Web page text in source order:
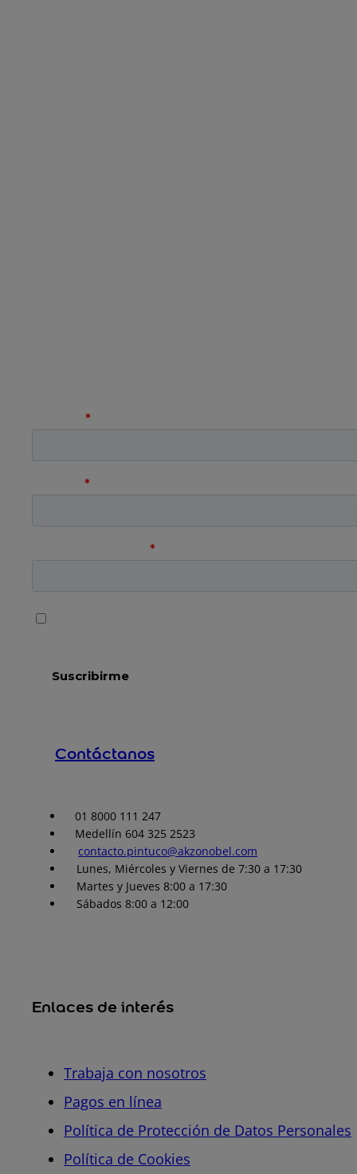
Contáctanos
01 8000 111 247
Medellín 604 325 2523
contacto.pintuco@akzonobel.com
Lunes, Miércoles y Viernes de 7:30 a 17:30
Martes y Jueves 8:00 a 17:30
Sábados 8:00 a 12:00
Enlaces de interés
Trabaja con nosotros
Pagos en línea
Política de Protección de Datos Personales
Política de Cookies